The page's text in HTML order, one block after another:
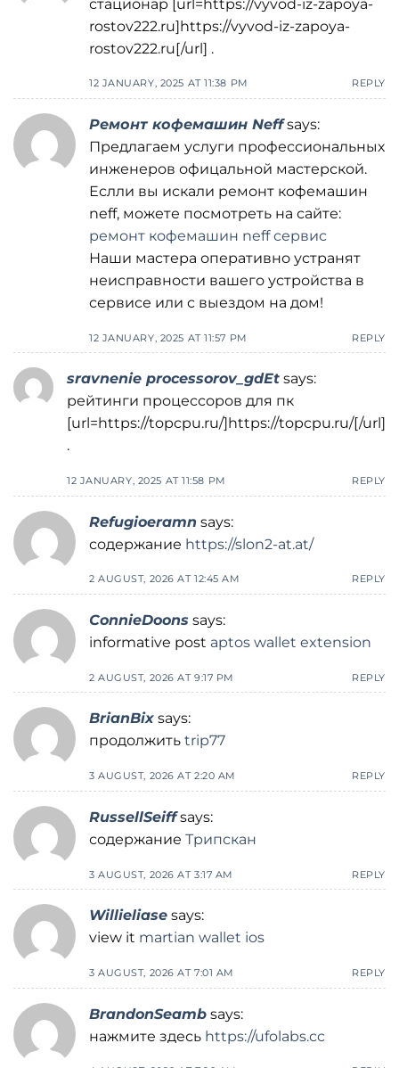
стационар [url=https://vyvod-iz-zapoya-
rostov222.ru]https://vyvod-iz-zapoya-
rostov222.ru[/url] .
12 JANUARY, 2025 AT 11:38 PM REPLY
Ремонт кофемашин Neff says:
Предлагаем услуги профессиональных
инженеров офицальной мастерской.
Еслли вы искали ремонт кофемашин
neff, можете посмотреть на сайте:
ремонт кофемашин neff сервис
Наши мастера оперативно устранят
неисправности вашего устройства в
сервисе или с выездом на дом!
12 JANUARY, 2025 AT 11:57 PM REPLY
sravnenie processorov_gdEt says:
рейтинги процессоров для пк
[url=https://topcpu.ru/]https://topcpu.ru/[/url]
.
12 JANUARY, 2025 AT 11:58 PM REPLY
Refugioeramn says:
содержание https://slon2-at.at/
2 AUGUST, 2026 AT 12:45 AM REPLY
ConnieDoons says:
informative post aptos wallet extension
2 AUGUST, 2026 AT 9:17 PM REPLY
BrianBix says:
продолжить trip77
3 AUGUST, 2026 AT 2:20 AM REPLY
RussellSeiff says:
содержание Трипскан
3 AUGUST, 2026 AT 3:17 AM REPLY
Willieliase says:
view it martian wallet ios
3 AUGUST, 2026 AT 7:01 AM REPLY
BrandonSeamb says:
нажмите здесь https://ufolabs.cc